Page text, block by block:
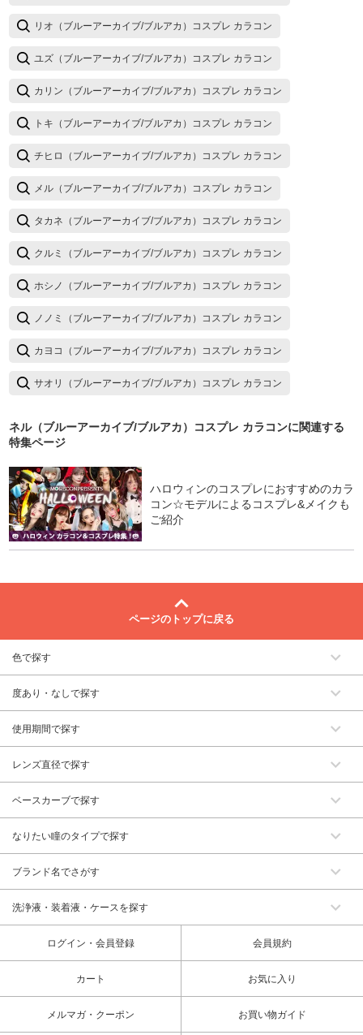
リオ（ブルーアーカイブ/ブルアカ）コスプレ カラコン
ユズ（ブルーアーカイブ/ブルアカ）コスプレ カラコン
カリン（ブルーアーカイブ/ブルアカ）コスプレ カラコン
トキ（ブルーアーカイブ/ブルアカ）コスプレ カラコン
チヒロ（ブルーアーカイブ/ブルアカ）コスプレ カラコン
メル（ブルーアーカイブ/ブルアカ）コスプレ カラコン
タカネ（ブルーアーカイブ/ブルアカ）コスプレ カラコン
クルミ（ブルーアーカイブ/ブルアカ）コスプレ カラコン
ホシノ（ブルーアーカイブ/ブルアカ）コスプレ カラコン
ノノミ（ブルーアーカイブ/ブルアカ）コスプレ カラコン
カヨコ（ブルーアーカイブ/ブルアカ）コスプレ カラコン
サオリ（ブルーアーカイブ/ブルアカ）コスプレ カラコン
ネル（ブルーアーカイブ/ブルアカ）コスプレ カラコンに関連する
特集ページ
ハロウィンのコスプレにおすすめのカラ
コン☆モデルによるコスプレ&メイクも
ご紹介
ページのトップに戻る
色で探す
度あり・なしで探す
使用期間で探す
レンズ直径で探す
ベースカーブで探す
なりたい瞳のタイプで探す
ブランド名でさがす
洗浄液・装着液・ケースを探す
ログイン・会員登録 会員規約
カート お気に入り
メルマガ・クーポン お買い物ガイド